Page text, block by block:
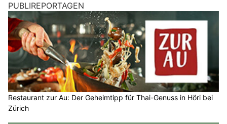
PUBLIREPORTAGEN
Restaurant zur Au: Der Geheimtipp für Thai-Genuss in Höri bei
Zürich